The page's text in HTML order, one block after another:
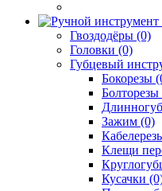
Гвоздодёры (0)
Головки (0)
Губцевый
Бокорезы
Болторезы
Зажим (0)
Клещи
Кусачки